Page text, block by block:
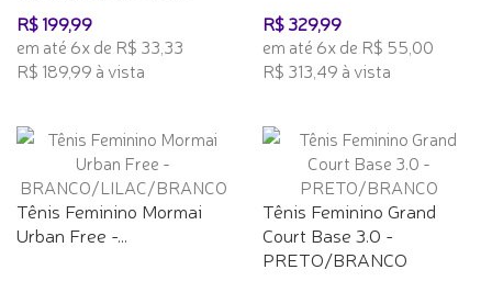
R$ 199,99
em até 6x de R$ 33,33
R$ 189,99 à vista
R$ 329,99
em até 6x de R$ 55,00
R$ 313,49 à vista
Tênis Feminino Mormai
Urban Free -...
Tênis Feminino Grand
Court Base 3.0 -
PRETO/BRANCO